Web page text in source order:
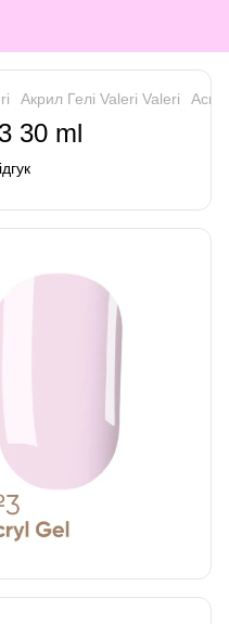
Акрил Гелі Valeri Valeri
30 ml